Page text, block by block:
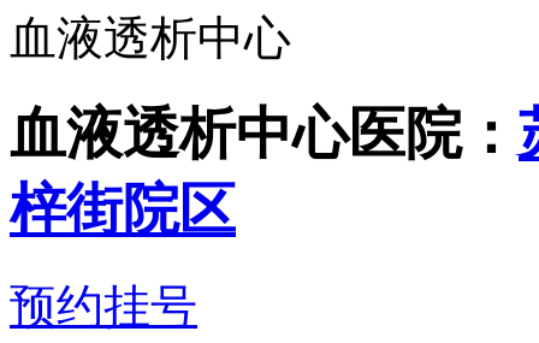
血液透析中心
血液透析中心医院：
梓街院区
预约挂号